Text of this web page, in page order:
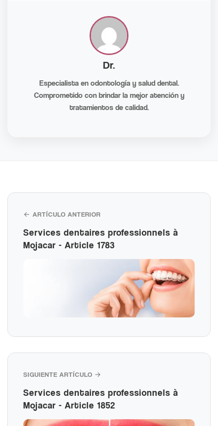
Dr.
Especialista en odontología y salud dental.
Comprometido con brindar la mejor atención y
tratamientos de calidad.
← ARTÍCULO ANTERIOR
Services dentaires professionnels à
Mojacar - Article 1783
SIGUIENTE ARTÍCULO →
Services dentaires professionnels à
Mojacar - Article 1852